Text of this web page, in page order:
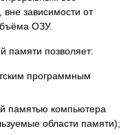
вне зависимости от
ОЗУ.
памяти позволяет:
программным
памятью компьютера
области памяти);